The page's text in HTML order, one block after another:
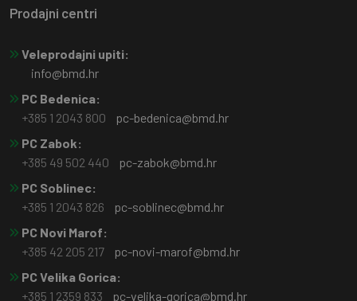
Prodajni centri
Veleprodajni upiti:
info@bmd.hr
PC Bedenica:
+385 1 2043 800
pc-bedenica@bmd.hr
PC Zabok:
+385 49 502 440
pc-zabok@bmd.hr
PC Soblinec:
+385 1 2043 826
pc-soblinec@bmd.hr
PC Novi Marof:
+385 42 205 217
pc-novi-marof@bmd.hr
PC Velika Gorica:
+385 1 2359 833
pc-velika-gorica@bmd.hr